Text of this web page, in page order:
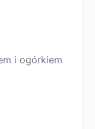
i ogórkiem